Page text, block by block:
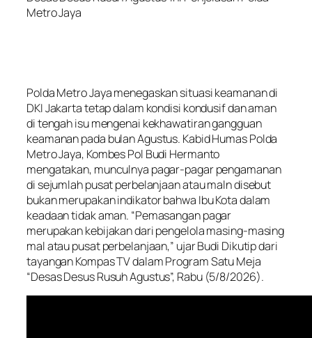
Metro Jaya
Polda Metro Jaya menegaskan situasi keamanan di
DKI Jakarta tetap dalam kondisi kondusif dan aman
di tengah isu mengenai kekhawatiran gangguan
keamanan pada bulan Agustus. Kabid Humas Polda
Metro Jaya, Kombes Pol Budi Hermanto
mengatakan, munculnya pagar-pagar pengamanan
di sejumlah pusat perbelanjaan atau maln disebut
bukan merupakan indikator bahwa Ibu Kota dalam
keadaan tidak aman. “Pemasangan pagar
merupakan kebijakan dari pengelola masing-masing
mal atau pusat perbelanjaan,” ujar Budi Dikutip dari
tayangan Kompas TV dalam Program Satu Meja
“Desas Desus Rusuh Agustus”, Rabu (5/8/2026).